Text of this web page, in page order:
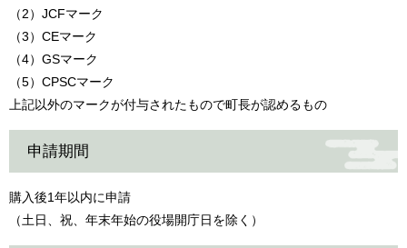
（2）JCFマーク
（3）CEマーク
（4）GSマーク
（5）CPSCマーク
上記以外のマークが付与されたもので町長が認めるもの
申請期間
購入後1年以内に申請
（土日、祝、年末年始の役場開庁日を除く）